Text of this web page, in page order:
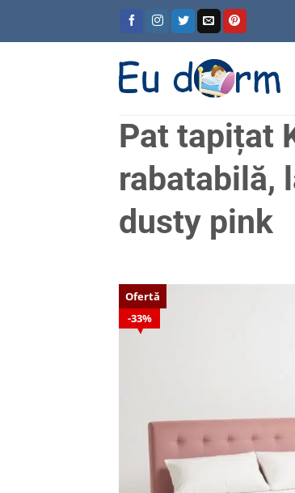
Pat tapițat
rabatabilă,
dusty pink
33%
Ofertă